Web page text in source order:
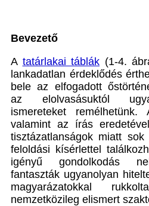
Bevezető
A tatárlakai táblák (1-4.
lankadatlan érdeklődés
bele az elfogadott
az elolvasásuktól
ismereteket
valamint az írás
tisztázatlanságok miatt
feloldási kísérlettel
igényű gondolkodás
fantaszták ugyanolyan
magyarázatokkal
nemzetközileg elismert